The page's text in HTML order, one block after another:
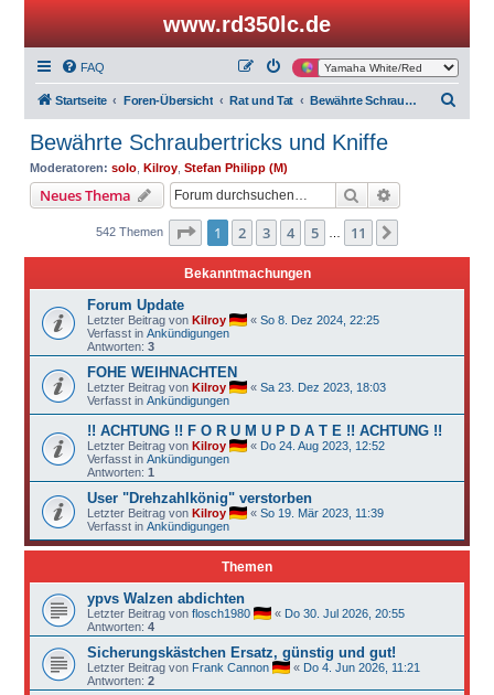
www.rd350lc.de
FAQ
Startseite Foren-Übersicht Rat und Tat Bewährte Schraubertricks und Kniffe
Bewährte Schraubertricks und Kniffe
Moderatoren: solo, Kilroy, Stefan Philipp (M)
Neues Thema Suche
542 Themen Seite 1von 11
1 2 3 4 5 11
Bekanntmachungen
Forum Update
Letzter Beitrag von Kilroy « So 8. Dez 2024, 22:25
Verfasst in Ankündigungen
Antworten: 3
FOHE WEIHNACHTEN
Letzter Beitrag von Kilroy « Sa 23. Dez 2023, 18:03
Verfasst in Ankündigungen
!! ACHTUNG !! F O R U M U P D A T E !! ACHTUNG !!
Letzter Beitrag von Kilroy « Do 24. Aug 2023, 12:52
Verfasst in Ankündigungen
Antworten: 1
User "Drehzahlkönig" verstorben
Letzter Beitrag von Kilroy « So 19. Mär 2023, 11:39
Verfasst in Ankündigungen
Themen
ypvs Walzen abdichten
Letzter Beitrag von flosch1980 « Do 30. Jul 2026, 20:55
Antworten: 4
Sicherungskästchen Ersatz, günstig und gut!
Letzter Beitrag von Frank Cannon « Do 4. Jun 2026, 11:21
Antworten: 2